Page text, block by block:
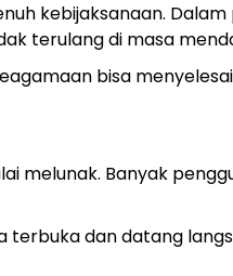
kebijaksanaan.
terulang di masa
bisa
Banyak
dan datang